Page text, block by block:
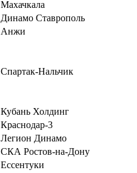
Махачкала
Динамо Ставрополь
Анжи
Спартак-Нальчик
Кубань Холдинг
Краснодар-3
Легион Динамо
СКА Ростов-на-Дону
Ессентуки